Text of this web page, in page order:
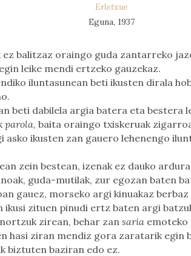
Erletxue
Eguna, 1937
balitzaz oraingo guda zantarreko
leike mendi ertzeko gauzekaz.
iluntasunean beti ikusten dirala
beti dabilela argia batera eta bestera
parola, baita oraingo txiskeruak
asko ikusten zan gauero lehenengo
zein bestean, izenak ez dauko
guda-mutilak, zur egozan baten
gauez, morseko argi kinuakaz
ikusi zituen pinudi ertz baten argi
zirean, behar zan sariaemoteko
hasi ziran mendiz gora zaratarik egin
biztuten baziran edo ez.